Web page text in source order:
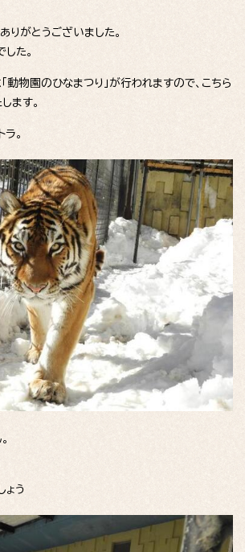
りがとうございました。
た。
動物園のひなまつり」が行われますので、こちら
ます。
。
ょう